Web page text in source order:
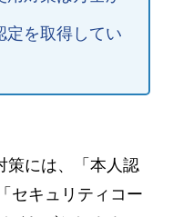
定を取得してい
策には、「本人認
セキュリティコー